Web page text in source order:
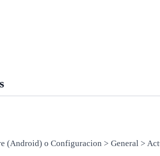
(Android) o Configuracion > General >